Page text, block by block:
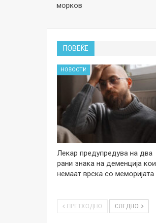
морков
ПОВЕЌЕ
НОВОСТИ
Лекар предупредува на два
рани знака на деменција кои
немаат врска со меморијата
ПРЕТХОДНО СЛЕДНО